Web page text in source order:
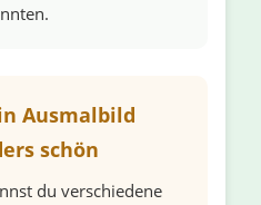
Ausmalbild
schön
du verschiedene